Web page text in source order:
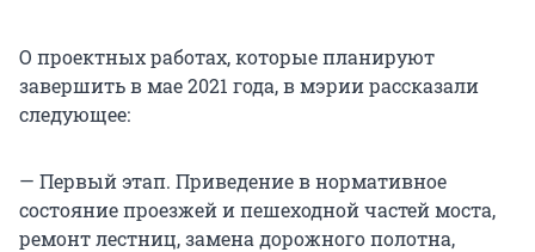
О проектных работах, которые планируют
завершить в мае 2021 года, в мэрии рассказали
следующее:
— Первый этап. Приведение в нормативное
состояние проезжей и пешеходной частей моста,
ремонт лестниц, замена дорожного полотна,